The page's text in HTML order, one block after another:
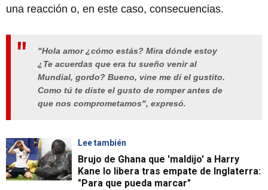
una reacción o, en este caso, consecuencias.
"Hola amor ¿cómo estás? Mira dónde estoy
¿Te acuerdas que era tu sueño venir al
Mundial, gordo? Bueno, vine me di el gustito.
Como tú te diste el gusto de romper antes de
que nos comprometamos", expresó.
Lee también
Brujo de Ghana que 'maldijo' a Harry
Kane lo libera tras empate de Inglaterra:
"Para que pueda marcar"